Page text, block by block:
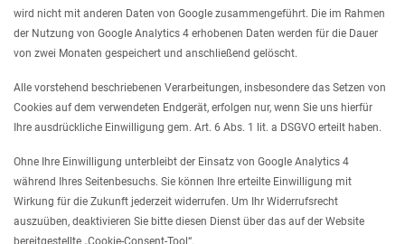
wird nicht mit anderen Daten von Google zusammengeführt. Die im Rahmen
der Nutzung von Google Analytics 4 erhobenen Daten werden für die Dauer
von zwei Monaten gespeichert und anschließend gelöscht.
Alle vorstehend beschriebenen Verarbeitungen, insbesondere das Setzen von
Cookies auf dem verwendeten Endgerät, erfolgen nur, wenn Sie uns hierfür
Ihre ausdrückliche Einwilligung gem. Art. 6 Abs. 1 lit. a DSGVO erteilt haben.
Ohne Ihre Einwilligung unterbleibt der Einsatz von Google Analytics 4
während Ihres Seitenbesuchs. Sie können Ihre erteilte Einwilligung mit
Wirkung für die Zukunft jederzeit widerrufen. Um Ihr Widerrufsrecht
auszuüben, deaktivieren Sie bitte diesen Dienst über das auf der Website
bereitgestellte „Cookie-Consent-Tool“.